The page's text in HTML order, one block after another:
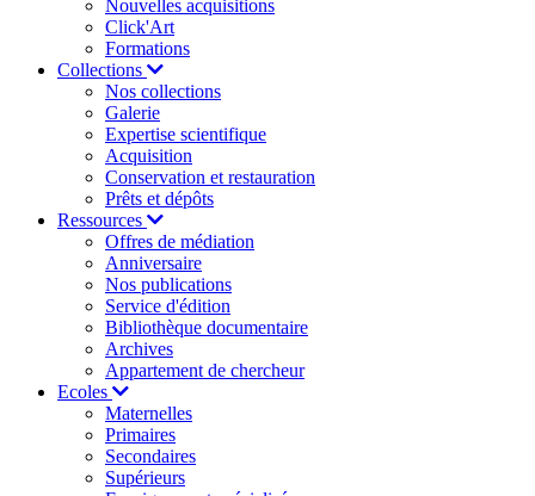
Nouvelles acquisitions
Click'Art
Formations
Collections
Nos collections
Galerie
Expertise scientifique
Acquisition
Conservation et restauration
Prêts et dépôts
Ressources
Offres de médiation
Anniversaire
Nos publications
Service d'édition
Bibliothèque documentaire
Archives
Appartement de chercheur
Ecoles
Maternelles
Primaires
Secondaires
Supérieurs